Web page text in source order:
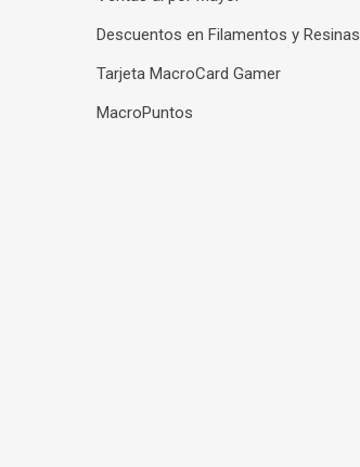
Descuentos en Filamentos y Resinas
Tarjeta MacroCard Gamer
MacroPuntos